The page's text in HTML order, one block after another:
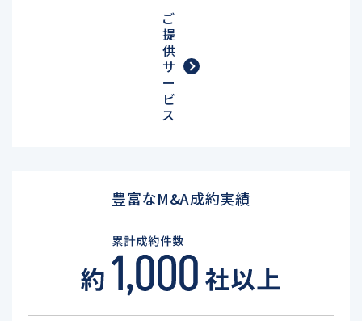
ご
提
供
サ
ー
ビ
ス
豊富なM&A成約実績